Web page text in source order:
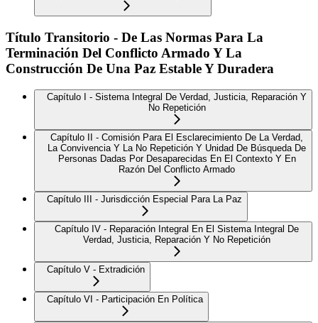
Título Transitorio - De Las Normas Para La
Terminación Del Conflicto Armado Y La
Construcción De Una Paz Estable Y Duradera
Capítulo I - Sistema Integral De Verdad, Justicia, Reparación Y
No Repetición
Capítulo II - Comisión Para El Esclarecimiento De La Verdad,
La Convivencia Y La No Repetición Y Unidad De Búsqueda De
Personas Dadas Por Desaparecidas En El Contexto Y En
Razón Del Conflicto Armado
Capítulo III - Jurisdicción Especial Para La Paz
Capítulo IV - Reparación Integral En El Sistema Integral De
Verdad, Justicia, Reparación Y No Repetición
Capítulo V - Extradición
Capítulo VI - Participación En Política